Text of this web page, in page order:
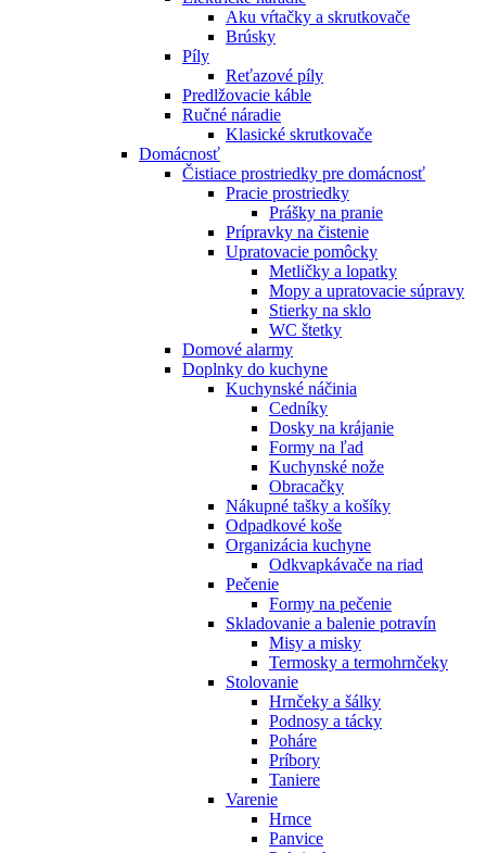
Aku vŕtačky a skrutkovače
Brúsky
Píly
Reťazové píly
Predlžovacie káble
Ručné náradie
Klasické skrutkovače
Domácnosť
Čistiace prostriedky pre domácnosť
Pracie prostriedky
Prášky na pranie
Prípravky na čistenie
Upratovacie pomôcky
Metličky a lopatky
Mopy a upratovacie súpravy
Stierky na sklo
WC štetky
Domové alarmy
Doplnky do kuchyne
Kuchynské náčinia
Cedníky
Dosky na krájanie
Formy na ľad
Kuchynské nože
Obracačky
Nákupné tašky a košíky
Odpadkové koše
Organizácia kuchyne
Odkvapkávače na riad
Pečenie
Formy na pečenie
Skladovanie a balenie potravín
Misy a misky
Termosky a termohrnčeky
Stolovanie
Hrnčeky a šálky
Podnosy a tácky
Poháre
Príbory
Taniere
Varenie
Hrnce
Panvice